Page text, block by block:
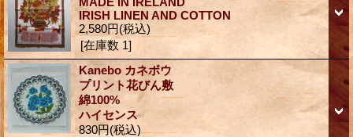
IRISH LINEN AND COTTON
2,580円(税込)
[在庫数 1]
Kanebo カネボウ
プリント花びん敷
綿100%
ハイセンス
830円(税込)